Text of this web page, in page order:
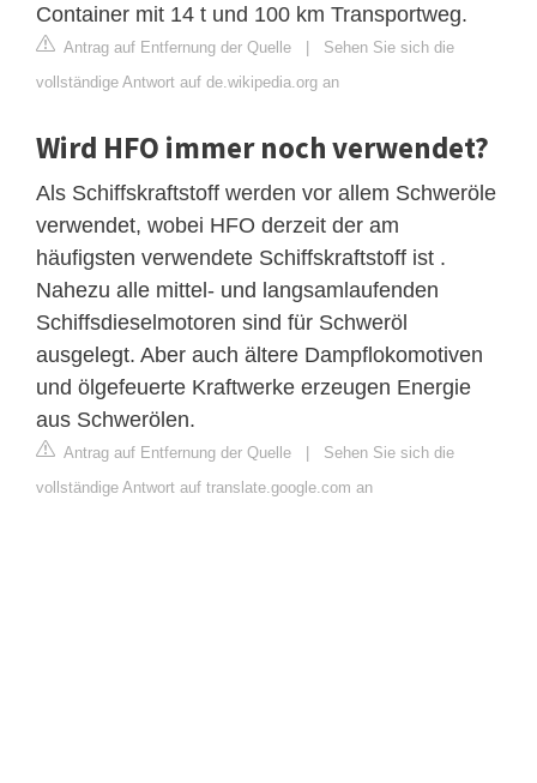
Container mit 14 t und 100 km Transportweg.
Antrag auf Entfernung der Quelle | Sehen Sie sich die
vollständige Antwort auf de.wikipedia.org an
Wird HFO immer noch verwendet?
Als Schiffskraftstoff werden vor allem Schweröle
verwendet, wobei HFO derzeit der am
häufigsten verwendete Schiffskraftstoff ist .
Nahezu alle mittel- und langsamlaufenden
Schiffsdieselmotoren sind für Schweröl
ausgelegt. Aber auch ältere Dampflokomotiven
und ölgefeuerte Kraftwerke erzeugen Energie
aus Schwerölen.
Antrag auf Entfernung der Quelle | Sehen Sie sich die
vollständige Antwort auf translate.google.com an